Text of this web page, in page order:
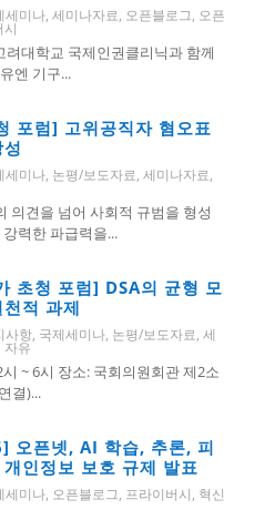
세미나, 세미나자료, 오픈블로그, 오픈
시
려대학교 국제인권클리닉과 함께
엔 기구...
포럼] 고위공직자 혐오표
세미나, 논평/보도자료, 세미나자료,
의견을 넘어 사회적 규범을 형성
력한 파급력을...
초청 포럼] DSA의 균형 모
적 과제
사항, 국제세미나, 논평/보도자료, 세
자유
~ 6시 장소: 국회의원회관 제2소
결)...
오픈넷, AI 학습, 추론, 피
인정보 보호 규제 발표
세미나, 오픈블로그, 프라이버시, 혁신